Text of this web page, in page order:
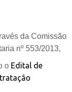
da Comissão
nº 553/2013,
o Edital de